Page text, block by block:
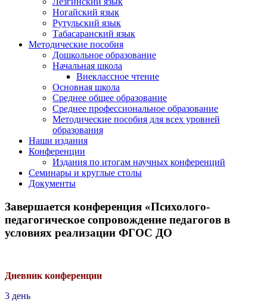
Ногайский язык
Рутульский язык
Табасаранский язык
Методические пособия
Дошкольное образование
Начальная школа
Внеклассное чтение
Основная школа
Среднее общее образование
Среднее профессиональное образование
Методические пособия для всех уровней
образования
Наши издания
Конференции
Издания по итогам научных конференций
Семинары и круглые столы
Документы
Завершается конференция «Психолого-
педагогическое сопровождение педагогов в
условиях реализации ФГОС ДО
Дневник конференции
3 день